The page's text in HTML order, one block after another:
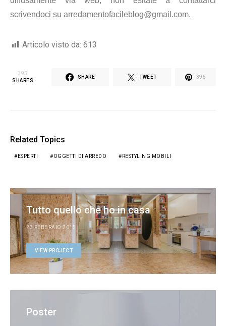
scrivendoci su arredamentofacileblog@gmail.com.
Articolo visto da: 613
395
SHARES
SHARE TWEET 395
Related Topics
ESPERTI OGGETTI DI ARREDO RESTYLING MOBILI
Tutto quello che ho in casa
23 FEBBRAIO 2015
VIEW PROJECT
Poster